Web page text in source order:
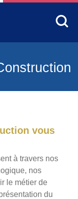
vous
à travers nos
nos
le métier de
du